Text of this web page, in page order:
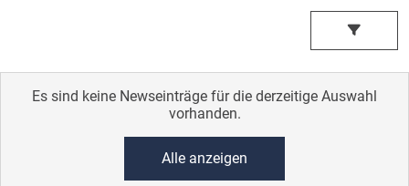
Es sind keine Newseinträge für die derzeitige Auswahl
vorhanden.
Alle anzeigen